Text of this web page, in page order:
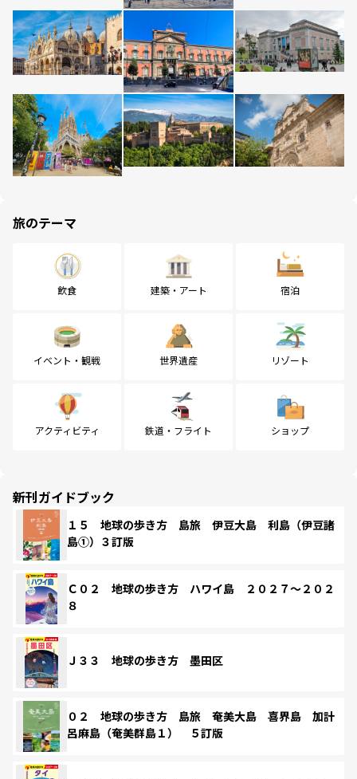
旅のテーマ
飲食 建築・アート 宿泊
イベント・観戦 世界遺産 リゾート
アクティビティ 鉄道・フライト ショップ
新刊ガイドブック
１５ 地球の歩き方 島旅 伊豆大島 利島（伊豆諸
島①）３訂版
Ｃ０２ 地球の歩き方 ハワイ島 ２０２７～２０２
８
Ｊ３３ 地球の歩き方 墨田区
０２ 地球の歩き方 島旅 奄美大島 喜界島 加計
呂麻島（奄美群島１） ５訂版